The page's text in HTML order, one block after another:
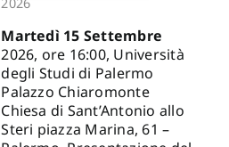
Martedì 15 Settembre
2026, ore 16:00, Università
degli Studi di Palermo
Palazzo Chiaromonte
Chiesa di Sant’Antonio allo
Steri piazza Marina, 61 –